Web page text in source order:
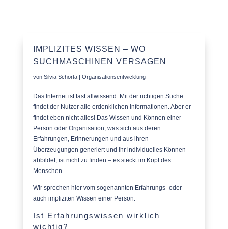
IMPLIZITES WISSEN – WO
SUCHMASCHINEN VERSAGEN
von Silvia Schorta| Organisationsentwicklung
Das Internet ist fast allwissend. Mit der richtigen Suche
findet der Nutzer alle erdenklichen Informationen. Aber er
findet eben nicht alles! Das Wissen und Können einer
Person oder Organisation, was sich aus deren
Erfahrungen, Erinnerungen und aus ihren
Überzeugungen generiert und ihr individuelles Können
abbildet, ist nicht zu finden – es steckt im Kopf des
Menschen.
Wir sprechen hier vom sogenannten Erfahrungs- oder
auch impliziten Wissen einer Person.
Ist Erfahrungswissen wirklich
wichtig?